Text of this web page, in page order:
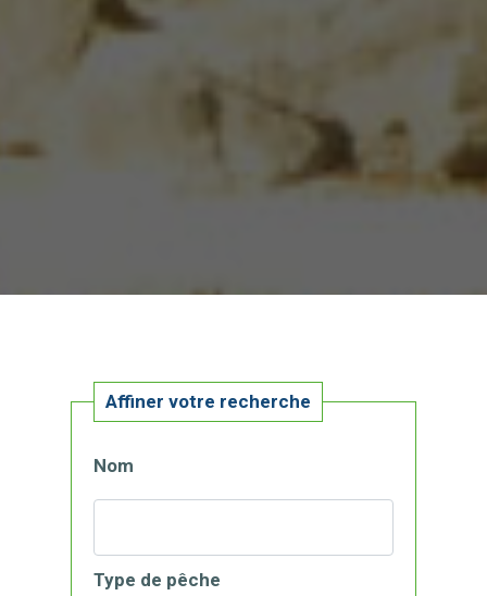
Affiner votre recherche
Nom
Type de pêche